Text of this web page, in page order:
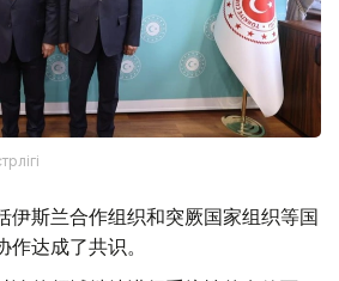
伊斯兰合作组织和突厥国家组织等国
达成了共识。